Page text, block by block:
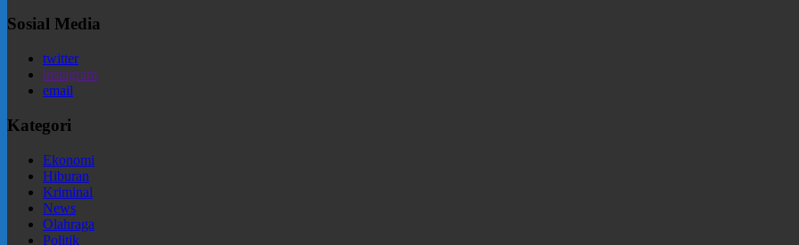
Sosial Media
twitter
instagram
email
Kategori
Ekonomi
Hiburan
Kriminal
News
Olahraga
Politik